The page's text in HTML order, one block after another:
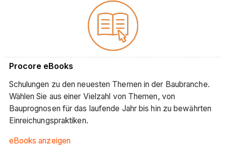
Procore eBooks
Schulungen zu den neuesten Themen in der Baubranche.
Wählen Sie aus einer Vielzahl von Themen, von
Bauprognosen für das laufende Jahr bis hin zu bewährten
Einreichungspraktiken.
eBooks anzeigen